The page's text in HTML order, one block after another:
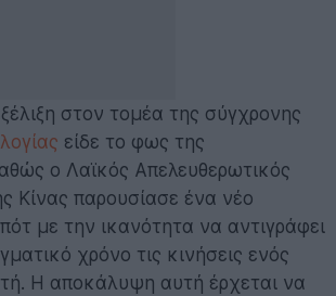
στον τομέα της σύγχρονης
είδε το φως της
ο Λαϊκός Απελευθερωτικός
Κίνας παρουσίασε ένα νέο
με την ικανότητα να αντιγράφει
χρόνο τις κινήσεις ενός
Η αποκάλυψη αυτή έρχεται να